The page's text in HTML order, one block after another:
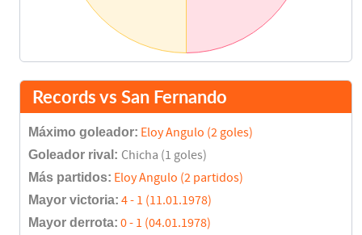
Records vs San Fernando
Máximo goleador: Eloy Angulo (2 goles)
Goleador rival: Chicha (1 goles)
Más partidos: Eloy Angulo (2 partidos)
Mayor victoria: 4 - 1 (11.01.1978)
Mayor derrota: 0 - 1 (04.01.1978)